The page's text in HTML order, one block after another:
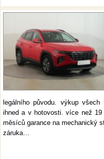
legálního původu. výkup
ihned a v hotovosti. více než
měsíců garance na mechanický
záruka…